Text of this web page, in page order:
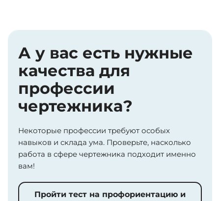
А у вас есть нужные
качества для
профессии
чертежника?
Некоторые профессии требуют особых
навыков и склада ума. Проверьте, насколько
работа в сфере чертежника подходит именно
вам!
Пройти тест на профориентацию и